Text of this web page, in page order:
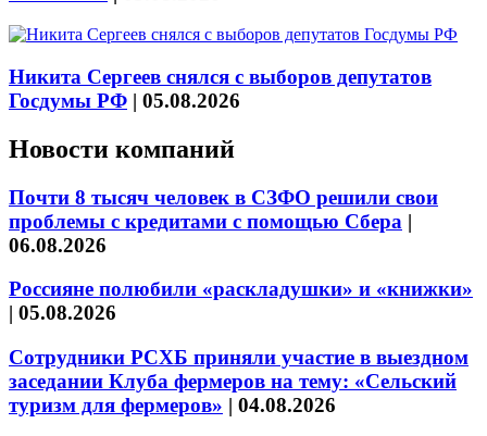
Никита Сергеев снялся с выборов депутатов
Госдумы РФ | 05.08.2026
Новости компаний
Почти 8 тысяч человек в СЗФО решили свои
проблемы с кредитами с помощью Сбера |
06.08.2026
Россияне полюбили «раскладушки» и «книжки»
| 05.08.2026
Сотрудники РСХБ приняли участие в выездном
заседании Клуба фермеров на тему: «Сельский
туризм для фермеров» | 04.08.2026